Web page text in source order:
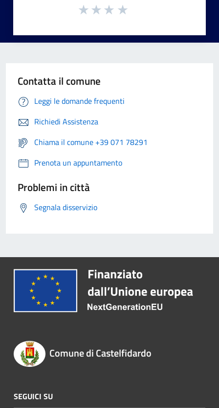
Contatta il comune
Leggi le domande frequenti
Richiedi Assistenza
Chiama il comune +39 071 78291
Prenota un appuntamento
Problemi in città
Segnala disservizio
Comune di Castelfidardo
SEGUICI SU